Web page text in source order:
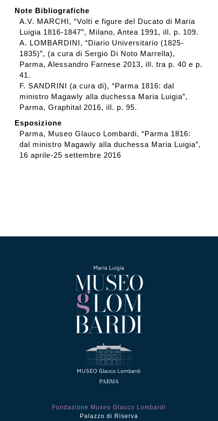
Note Bibliografiche
A.V. MARCHI, “Volti e figure del Ducato di Maria
Luigia 1816-1847”, Milano, Antea 1991, ill. p. 109.
A. LOMBARDINI, “Diario Universitario (1825-
1835)”, (a cura di Sergio Di Noto Marrella),
Parma, Alessandro Farnese 2013, ill. tra p. 40 e p.
41.
F. SANDRINI (a cura di), “Parma 1816: dal
ministro Magawly alla duchessa Maria Luigia”,
Parma, Graphital 2016, ill. p. 95.
Esposizione
Parma, Museo Glauco Lombardi, “Parma 1816:
dal ministro Magawly alla duchessa Maria Luigia”,
16 aprile-25 settembre 2016
Fondazione Museo Glauco Lombardi
Palazzo di Riserva